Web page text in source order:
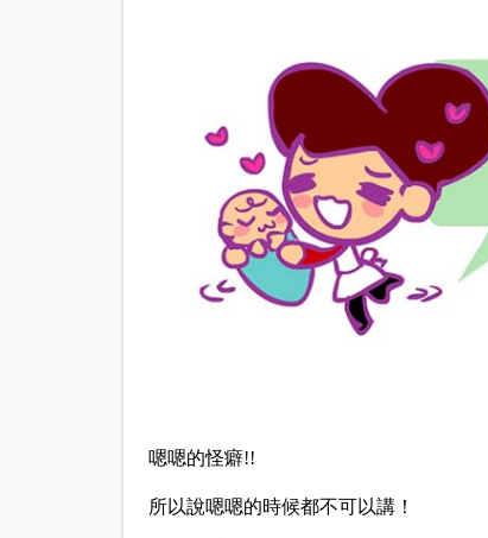
嗯嗯的怪癖!!
所以說嗯嗯的時候都不可以講！